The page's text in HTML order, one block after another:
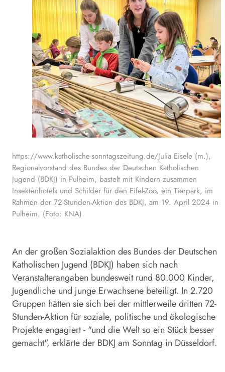
https://www.katholische-sonntagszeitung.de/Julia Eisele (m.),
Regionalvorstand des Bundes der Deutschen Katholischen
Jugend (BDKJ) in Pulheim, bastelt mit Kindern zusammen
Insektenhotels und Schilder für den Eifel-Zoo, ein Tierpark, im
Rahmen der 72-Stunden-Aktion des BDKJ, am 19. April 2024 in
Pulheim. (Foto: KNA)
An der großen Sozialaktion des Bundes der Deutschen
Katholischen Jugend (BDKJ) haben sich nach
Veranstalterangaben bundesweit rund 80.000 Kinder,
Jugendliche und junge Erwachsene beteiligt. In 2.720
Gruppen hätten sie sich bei der mittlerweile dritten 72-
Stunden-Aktion für soziale, politische und ökologische
Projekte engagiert - "und die Welt so ein Stück besser
gemacht", erklärte der BDKJ am Sonntag in Düsseldorf.